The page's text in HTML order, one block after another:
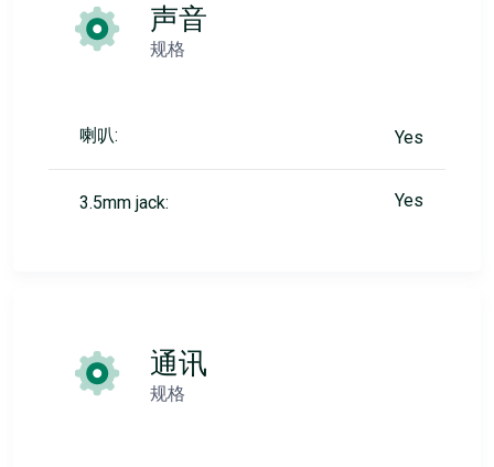
声音
规格
喇叭: Yes
3.5mm jack: Yes
通讯
规格